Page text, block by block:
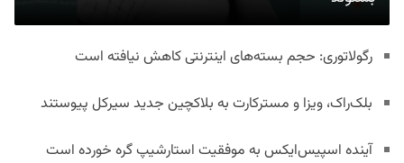
رگولاتوری: حجم بسته‌های اینترنتی کاهش نیافته است
بلک‌راک، ویزا و مسترکارت به بلاکچین جدید سیرکل پیوستند
آینده اسپیس‌ایکس به موفقیت استارشیپ گره خورده است